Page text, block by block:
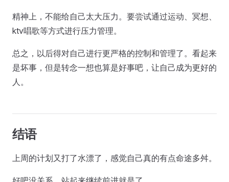
精神上，不能给自己太大压力。要尝试通过运动、冥想、
ktv唱歌等方式进行压力管理。
总之，以后得对自己进行更严格的控制和管理了。看起来
是坏事，但是转念一想也算是好事吧，让自己成为更好的
人。
结语
上周的计划又打了水漂了，感觉自己真的有点命途多舛。